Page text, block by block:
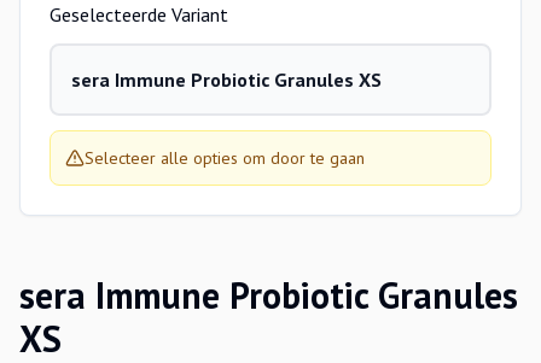
Geselecteerde Variant
sera Immune Probiotic Granules XS
Selecteer alle opties om door te gaan
sera Immune Probiotic Granules
XS